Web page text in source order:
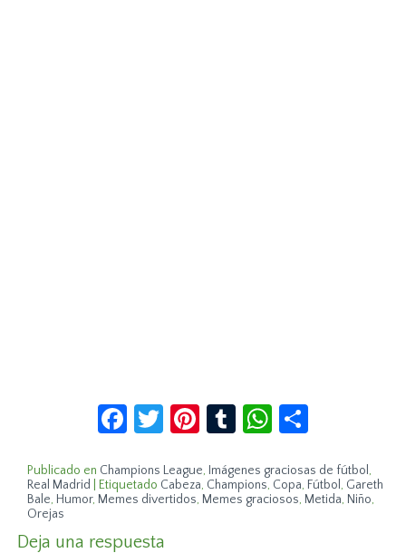
Facebook
Twitter
Pinterest
TumblrWhatsApp
Publicado en Champions League, Imágenes graciosas de fútbol ,
Real Madrid
Etiquetado Cabeza, Champions, Copa, Fútbol , Gareth
Bale, Humor, Memes divertidos, Memes graciosos, Metida, Niño,
Orejas
Deja una respuesta